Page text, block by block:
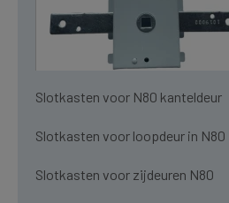
Slotkasten voor N80 kanteldeur
Slotkasten voor loopdeur in N80
Slotkasten voor zijdeuren N80